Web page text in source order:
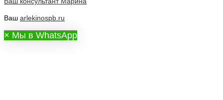
Ваш arlekinospb.ru
× Мы в WhatsApp